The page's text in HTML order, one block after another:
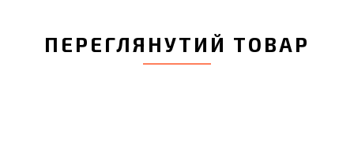
ПЕРЕГЛЯНУТИЙ ТОВАР